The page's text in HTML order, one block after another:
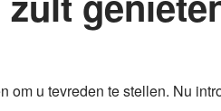
om u tevreden te stellen. Nu